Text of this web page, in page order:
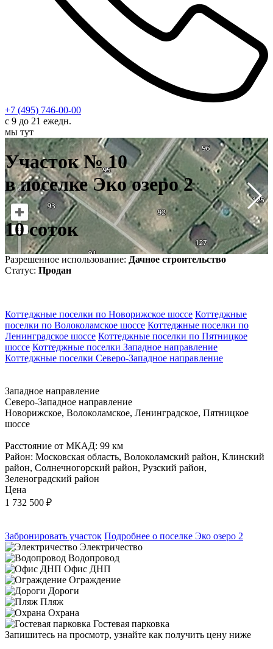
+7 (495) 746-00-00
с 9 до 21 ежедн.
мы тут
Участок № 10
в поселке Эко озеро 2
10 соток
Разрешенное использование: Дачное строительство
Статус: Продан
Коттеджные поселки по Новорижское шоссе Коттеджные
поселки по Волоколамское шоссе Коттеджные поселки по
Ленинградское шоссе Коттеджные поселки по Пятницкое
шоссе Коттеджные поселки Западное направление
Коттеджные поселки Северо-Западное направление
Западное направление
Северо-Западное направление
Новорижское, Волоколамское, Ленинградское, Пятницкое
шоссе
Расстояние от МКАД: 99 км
Район: Московская область, Волоколамский район, Клинский
район, Солнечногорский район, Рузский район,
Зеленоградский район
Цена
1 732 500 ₽
Забронировать участок Подробнее о поселке Эко озеро 2
Электричество
Водопровод
Офис ДНП
Ограждение
Дороги
Пляж
Охрана
Гостевая парковка
Запишитесь на просмотр, узнайте как получить цену ниже